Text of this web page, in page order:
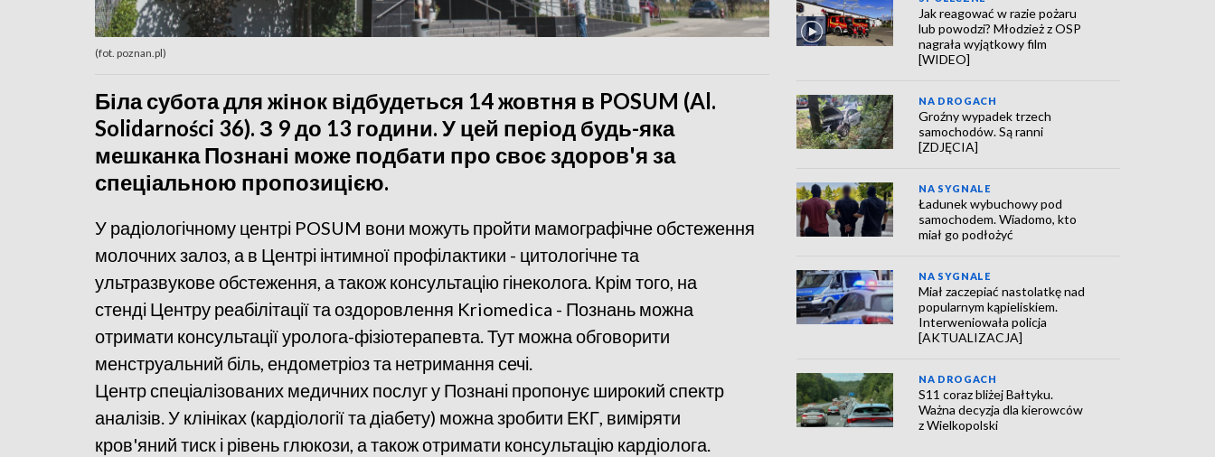
(fot. poznan.pl)
Біла субота для жінок відбудеться 14 жовтня в POSUM (Al.
Solidarności 36). З 9 до 13 години. У цей період будь-яка
мешканка Познані може подбати про своє здоров'я за
спеціальною пропозицією.
У радіологічному центрі POSUM вони можуть пройти мамографічне обстеження
молочних залоз, а в Центрі інтимної профілактики - цитологічне та
ультразвукове обстеження, а також консультацію гінеколога. Крім того, на
стенді Центру реабілітації та оздоровлення Kriomedica - Познань можна
отримати консультації уролога-фізіотерапевта. Тут можна обговорити
менструальний біль, ендометріоз та нетримання сечі.
Центр спеціалізованих медичних послуг у Познані пропонує широкий спектр
аналізів. У клініках (кардіології та діабету) можна зробити ЕКГ, виміряти
кров'яний тиск і рівень глюкози, а також отримати консультацію кардіолога.
Jak reagować w razie pożaru
lub powodzi? Młodzież z OSP
nagrała wyjątkowy film
[WIDEO]
NA DROGACH
Groźny wypadek trzech
samochodów. Są ranni
[ZDJĘCIA]
NA SYGNALE
Ładunek wybuchowy pod
samochodem. Wiadomo, kto
miał go podłożyć
NA SYGNALE
Miał zaczepiać nastolatkę nad
popularnym kąpieliskiem.
Interweniowała policja
[AKTUALIZACJA]
NA DROGACH
S11 coraz bliżej Bałtyku.
Ważna decyzja dla kierowców
z Wielkopolski